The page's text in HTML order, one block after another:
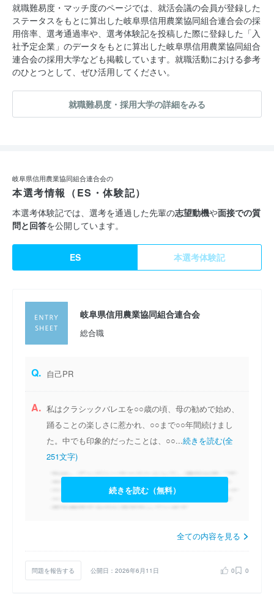
就職難易度・マッチ度のページでは、就活会議の会員が登録した
ステータスをもとに算出した岐阜県信用農業協同組合連合会の採
用倍率、選考通過率や、選考体験記を投稿した際に登録した「入
社予定企業」のデータをもとに算出した岐阜県信用農業協同組合
連合会の採用大学なども掲載しています。就職活動における参考
のひとつとして、ぜひ活用してください。
就職難易度・採用大学の詳細をみる
岐阜県信用農業協同組合連合会の
本選考情報（ES・体験記）
本選考体験記では、選考を通過した先輩の志望動機や面接での質
問と回答を公開しています。
ES 本選考体験記
岐阜県信用農業協同組合連合会
総合職
Q. 自己PR
A. 私はクラシックバレエを○○歳の頃、母の勧めで始め、
踊ることの楽しさに惹かれ、○○まで○○年間続けまし
た。中でも印象的だったことは、○○...続きを読む(全
251文字)
続きを読む（無料）
全ての内容を見る
問題を報告する 公開日：2026年6月11日 0 0